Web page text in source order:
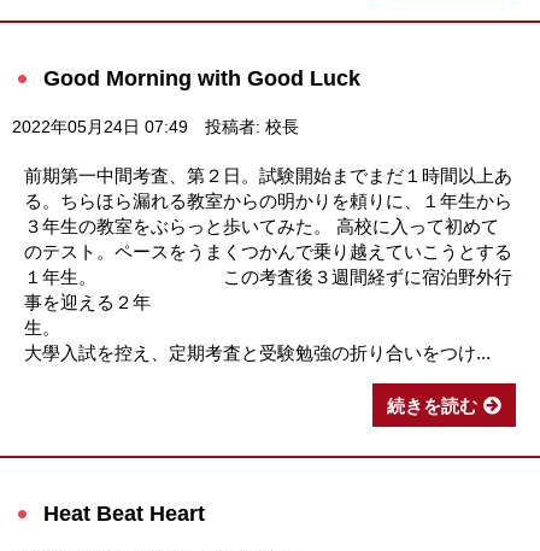
Good Morning with Good Luck
2022年05月24日 07:49 投稿者: 校長
前期第一中間考査、第２日。試験開始までまだ１時間以上あ
る。ちらほら漏れる教室からの明かりを頼りに、１年生から
３年生の教室をぶらっと歩いてみた。 高校に入って初めて
のテスト。ペースをうまくつかんで乗り越えていこうとする
１年生。 この考査後３週間経ずに宿泊野外行
事を迎える２年
生
大學入試を控え、定期考査と受験勉強の折り合いをつけ...
続きを読む
Heat Beat Heart